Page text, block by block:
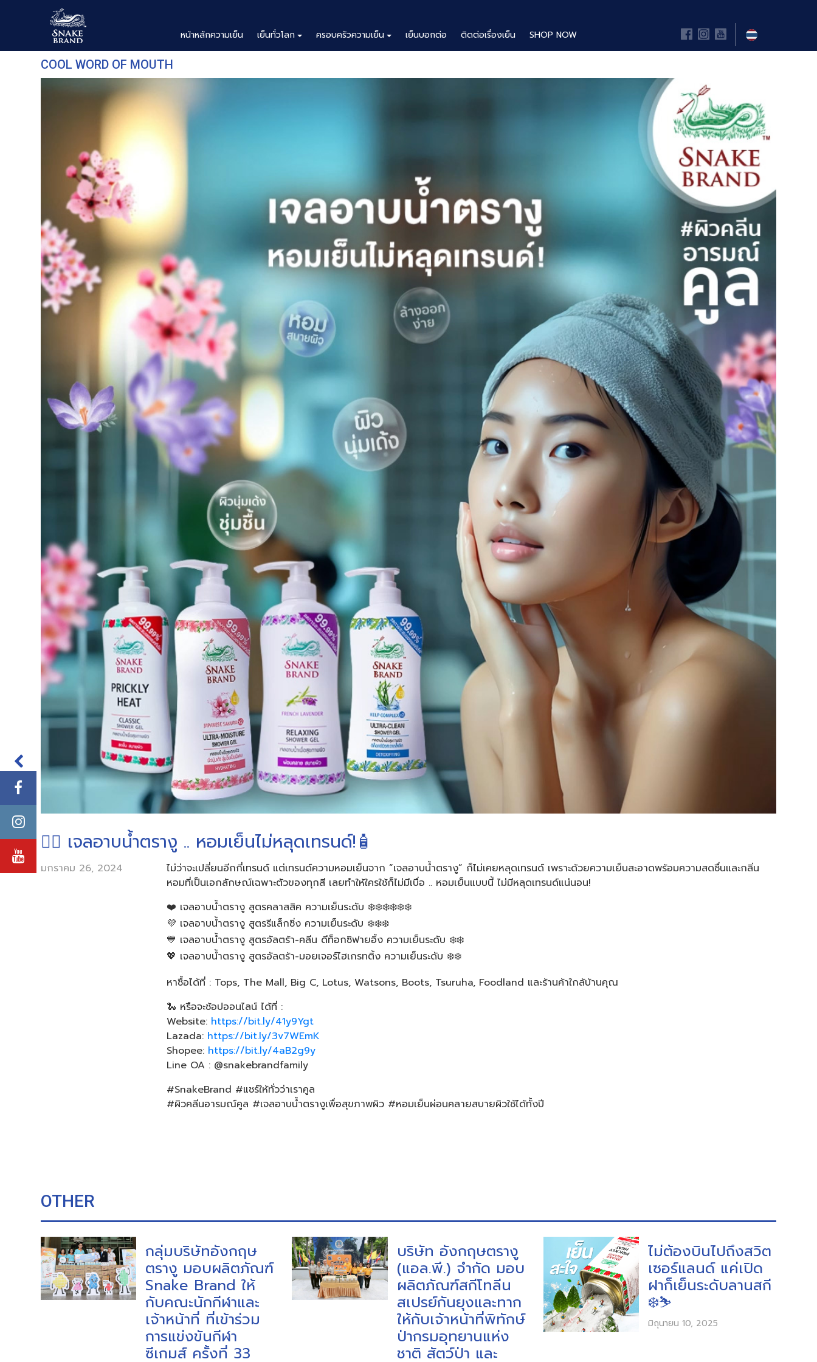
หน้าหลักความเย็น เย็นทั่วโลก ครอบครัวความเย็น เย็นบอกต่อ ติดต่อเรื่องเย็น SHOP NOW
COOL WORD OF MOUTH
😶‍🌫️ เจลอาบน้ำตรางู .. หอมเย็นไม่หลุดเทรนด์!🧴​
มกราคม 26, 2024
ไม่ว่าจะเปลี่ยนอีกกี่เทรนด์ แต่เทรนด์ความหอมเย็นจาก “เจลอาบน้ำตรางู” ก็ไม่เคยหลุดเทรนด์ เพราะด้วยความเย็นสะอาดพร้อมความสดชื่นและกลิ่น
หอมที่เป็นเอกลักษณ์เฉพาะตัวของทุกสี เลยทำให้ใครใช้ก็ไม่มีเบื่อ .. หอมเย็นแบบนี้ ไม่มีหลุดเทรนด์แน่นอน!​
❤️ เจลอาบน้ำตรางู สูตรคลาสสิค ความเย็นระดับ ❄️❄️❄️❄️❄️❄️​
💜 เจลอาบน้ำตรางู สูตรรีแล็กซิ่ง ความเย็นระดับ ❄️❄️❄️​
💙 เจลอาบน้ำตรางู สูตรอัลตร้า-คลีน ดีท็อกซิฟายอิ้ง ความเย็นระดับ ❄️❄️​
💖 เจลอาบน้ำตรางู สูตรอัลตร้า-มอยเจอร์ไฮเกรทติ้ง ความเย็นระดับ ❄️❄️​
หาซื้อได้ที่ : Tops, The Mall, Big C, Lotus, Watsons, Boots, Tsuruha, Foodland และร้านค้าใกล้บ้านคุณ​
🐍 หรือจะช้อปออนไลน์ ได้ที่ :​
Website: https://bit.ly/41y9Ygt ​
Lazada: https://bit.ly/3v7WEmK
Shopee: https://bit.ly/4aB2g9y​
Line OA : @snakebrandfamily​
#SnakeBrand #แชร์ให้ทั่วว่าเราคูล​
#ผิวคลีนอารมณ์คูล #เจลอาบน้ำตรางูเพื่อสุขภาพผิว #หอมเย็นผ่อนคลายสบายผิวใช้ได้ทั้งปี
OTHER
กลุ่มบริษัทอังกฤษ
ตรางู มอบผลิตภัณฑ์
Snake Brand ให้
กับคณะนักกีฬาและ
เจ้าหน้าที่ ที่เข้าร่วม
การแข่งขันกีฬา
ซีเกมส์ ครั้งที่ 33
บริษัท อังกฤษตรางู
(แอล.พี.) จำกัด มอบ
ผลิตภัณฑ์สกีโทลีน
สเปรย์กันยุงและทาก
ให้กับเจ้าหน้าที่พิทักษ์
ป่ากรมอุทยานแห่ง
ชาติ สัตว์ป่า และ
ไม่ต้องบินไปถึงสวิต
เซอร์แลนด์ แค่เปิด
ฝาก็เย็นระดับลานสกี
❄️⛷️
มิถุนายน 10, 2025